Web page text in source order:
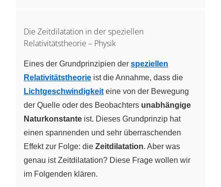
Die Zeitdilatation in der speziellen
Relativitätstheorie – Physik
Eines der Grundprinzipien der speziellen
Relativitätstheorie ist die Annahme, dass die
Lichtgeschwindigkeit eine von der Bewegung
der Quelle oder des Beobachters unabhängige
Naturkonstante ist. Dieses Grundprinzip hat
einen spannenden und sehr überraschenden
Effekt zur Folge: die Zeitdilatation. Aber was
genau ist Zeitdilatation? Diese Frage wollen wir
im Folgenden klären.